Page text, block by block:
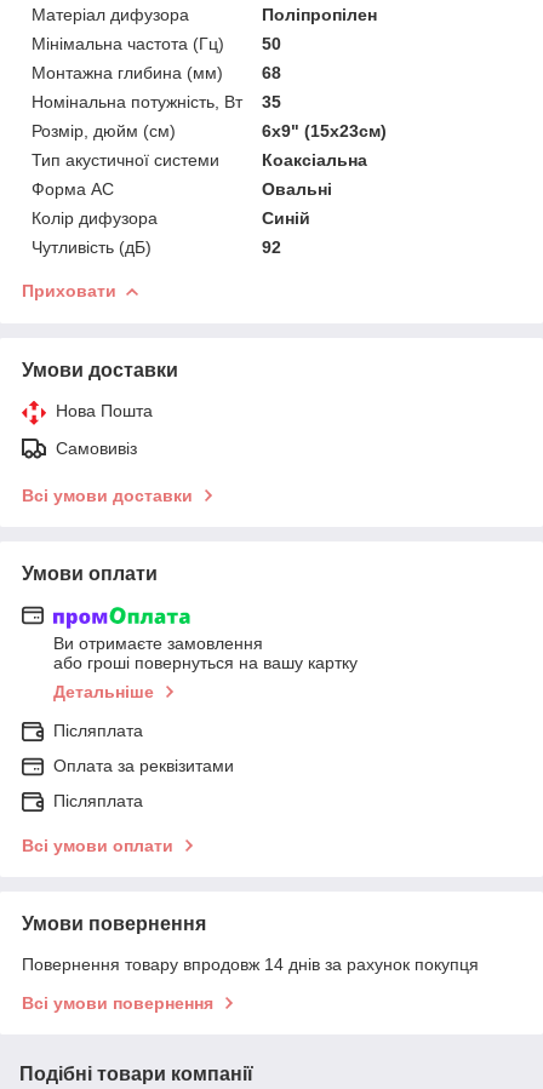
Матеріал дифузора
Поліпропілен
Мінімальна частота (Гц)
50
Монтажна глибина (мм)
68
Номінальна потужність, Вт
35
Розмір, дюйм (см)
6x9" (15х23см)
Тип акустичної системи
Коаксіальна
Форма АС
Овальні
Колір дифузора
Синій
Чутливість (дБ)
92
Приховати
Умови доставки
Нова Пошта
Самовивіз
Всі умови доставки
Умови оплати
Ви отримаєте замовлення
або гроші повернуться на вашу картку
Детальніше
Післяплата
Оплата за реквізитами
Післяплата
Всі умови оплати
Умови повернення
Повернення товару впродовж 14 днів за рахунок покупця
Всі умови повернення
Подібні товари компанії